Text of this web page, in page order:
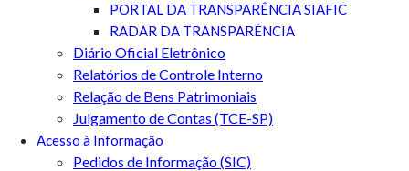
PORTAL DA TRANSPARÊNCIA SIAFIC
RADAR DA TRANSPARÊNCIA
Diário Oficial Eletrônico
Relatórios de Controle Interno
Relação de Bens Patrimoniais
Julgamento de Contas (TCE-SP)
Acesso à Informação
Pedidos de Informação (SIC)